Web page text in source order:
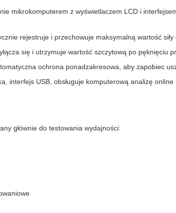
mikrokomputerem z wyświetlaczem LCD i
rejestruje i przechowuje maksymalną wartość siły
się i utrzymuje wartość szczytową po pęknięciu
ochrona ponadzakresowa, aby zapobiec
interfejs USB, obsługuje komputerową analizę online
głównie do testowania wydajności: